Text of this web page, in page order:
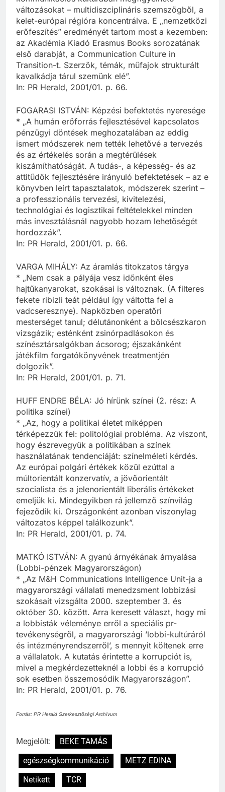
változásokat – multidiszciplináris szemszögből, a
kelet-európai régióra koncentrálva. E „nemzetközi
erőfeszítés” eredményét tartom most a kezemben:
az Akadémia Kiadó Erasmus Books sorozatának
első darabját, a Communication Culture in
Transition-t. Szerzők, témák, műfajok strukturált
kavalkádja tárul szemünk elé”.
In: PR Herald, 2001/01. p. 66.
FOGARASI ISTVÁN: Képzési befektetés nyeresége
* „A humán erőforrás fejlesztésével kapcsolatos
pénzügyi döntések meghozatalában az eddig
ismert módszerek nem tették lehetővé a tervezés
és az értékelés során a megtérülések
kiszámíthatóságát. A tudás-, a képesség- és az
attitűdök fejlesztésére irányuló befektetések – az e
könyvben leírt tapasztalatok, módszerek szerint –
a professzionális tervezési, kivitelezési,
technológiai és logisztikai feltételekkel minden
más invesztálásnál nagyobb hozam lehetőségét
hordozzák”.
In: PR Herald, 2001/01. p. 66.
VARGA MIHÁLY: Az áramlás titokzatos tárgya
* „Nem csak a pályája vesz időnként éles
hajtűkanyarokat, szokásai is változnak. (A filteres
fekete ribizli teát például így váltotta fel a
vadcseresznye). Napközben operatőri
mesterséget tanul; délutánonként a bölcsészkaron
vizsgázik; esténként zsinórpadlásokon és
színésztársalgókban ácsorog; éjszakánként
játékfilm forgatókönyvének treatmentjén
dolgozik”.
In: PR Herald, 2001/01. p. 71.
HUFF ENDRE BÉLA: Jó hírünk színei (2. rész: A
politika színei)
* „Az, hogy a politikai életet miképpen
térképezzük fel: politológiai probléma. Az viszont,
hogy észrevegyük a politikában a színek
használatának tendenciáját: színelméleti kérdés.
Az európai polgári értékek közül ezúttal a
múltorientált konzervatív, a jövőorientált
szocialista és a jelenorientált liberális értékeket
emeljük ki. Mindegyikben rá jellemző színvilág
fejeződik ki. Országonként azonban viszonylag
változatos képpel találkozunk”.
In: PR Herald, 2001/01. p. 74.
MATKÓ ISTVÁN: A gyanú árnyékának árnyalása
(Lobbi-pénzek Magyarországon)
* „Az M&H Communications Intelligence Unit-ja a
magyarországi vállalati menedzsment lobbizási
szokásait vizsgálta 2000. szeptember 3. és
október 30. között. Arra keresett választ, hogy mi
a lobbisták véleménye erről a speciális pr-
tevékenységről, a magyarországi ’lobbi-kultúráról
és intézményrendszerről’, s mennyit költenek erre
a vállalatok. A kutatás érintette a korrupciót is,
mivel a megkérdezetteknél a lobbi és a korrupció
sok esetben összemosódik Magyarországon”.
In: PR Herald, 2001/01. p. 76.
Forrás: PR Herald Szerkesztőségi Archívum
Megjelölt:
BEKE TAMÁS
egészségkommunikáció
METZ EDINA
Netikett
TCR